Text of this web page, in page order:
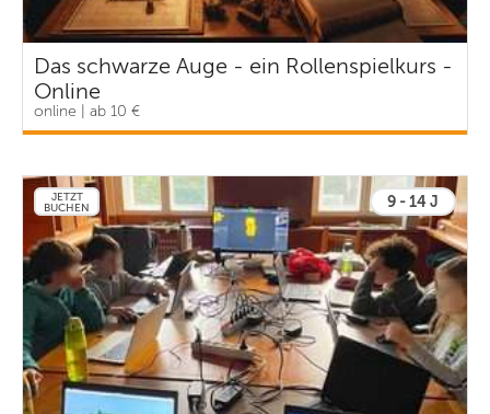
Das schwarze Auge - ein Rollenspielkurs -
Online
online | ab 10 €
JETZT
BUCHEN
9 - 14 J